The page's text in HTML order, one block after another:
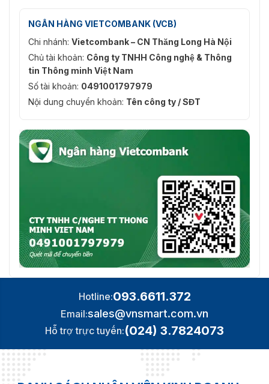
NGÂN HÀNG VIETCOMBANK (VCB)
Chi nhánh: Vietcombank – CN Thăng Long Hà Nội
Chủ tài khoản: Công ty TNHH Công nghệ & Thông
tin Thông minh Việt Nam
Số tài khoản: 0491001797979
Nội dung chuyển khoản: Tên công ty / SĐT
Hotline:093.6611.372
Email:sales@vnsmart.com.vn
Hỗ trợ trực tuyến:(024) 3.7824073